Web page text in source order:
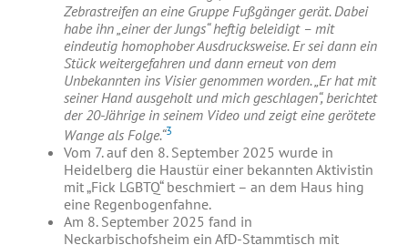
Zebrastreifen an eine Gruppe Fußgänger gerät. Dabei
habe ihn „einer der Jungs“ heftig beleidigt – mit
eindeutig homophober Ausdrucksweise. Er sei dann ein
Stück weitergefahren und dann erneut von dem
Unbekannten ins Visier genommen worden. „Er hat mit
seiner Hand ausgeholt und mich geschlagen“, berichtet
der 20-Jährige in seinem Video und zeigt eine gerötete
Wange als Folge.“3
Vom 7. auf den 8. September 2025 wurde in
Heidelberg die Haustür einer bekannten Aktivistin
mit „Fick LGBTQ“ beschmiert – an dem Haus hing
eine Regenbogenfahne.
Am 8. September 2025 fand in
Neckarbischofsheim ein AfD-Stammtisch mit